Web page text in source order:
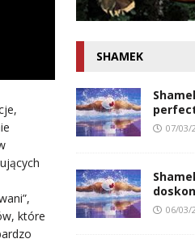
które
SHAMEK
07/03/
06/03/